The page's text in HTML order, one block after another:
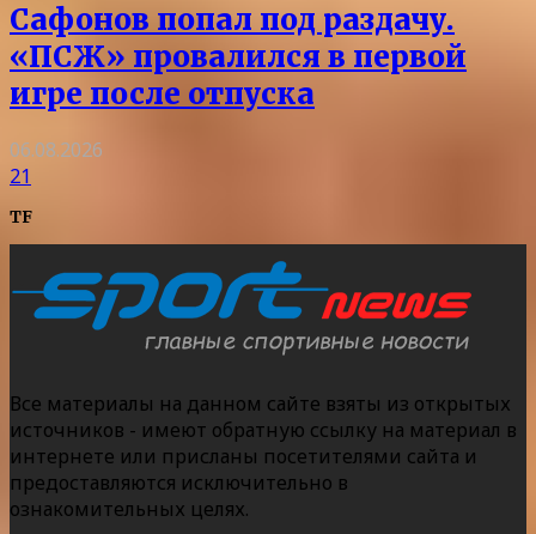
Сафонов попал под раздачу.
«ПСЖ» провалился в первой
игре после отпуска
06.08.2026
21
TF
Все материалы на данном сайте взяты из открытых
источников - имеют обратную ссылку на материал в
интернете или присланы посетителями сайта и
предоставляются исключительно в
ознакомительных целях.